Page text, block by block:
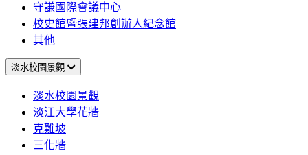
守謙國際會議中心
校史館暨張建邦創辦人紀念館
其他
淡水校園景觀
淡水校園景觀
淡江大學花牆
克難坡
三化牆